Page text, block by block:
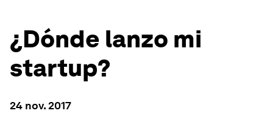
¿Dónde lanzo mi
startup?
24 nov. 2017